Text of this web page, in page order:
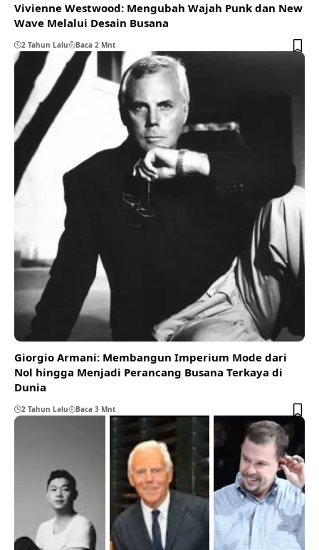
Vivienne Westwood: Mengubah Wajah Punk dan New
Wave Melalui Desain Busana
2 Tahun Lalu Baca 2 Mnt
Giorgio Armani: Membangun Imperium Mode dari
Nol hingga Menjadi Perancang Busana Terkaya di
Dunia
2 Tahun Lalu Baca 3 Mnt